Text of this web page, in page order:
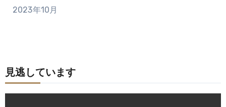
2023年10月
見逃しています